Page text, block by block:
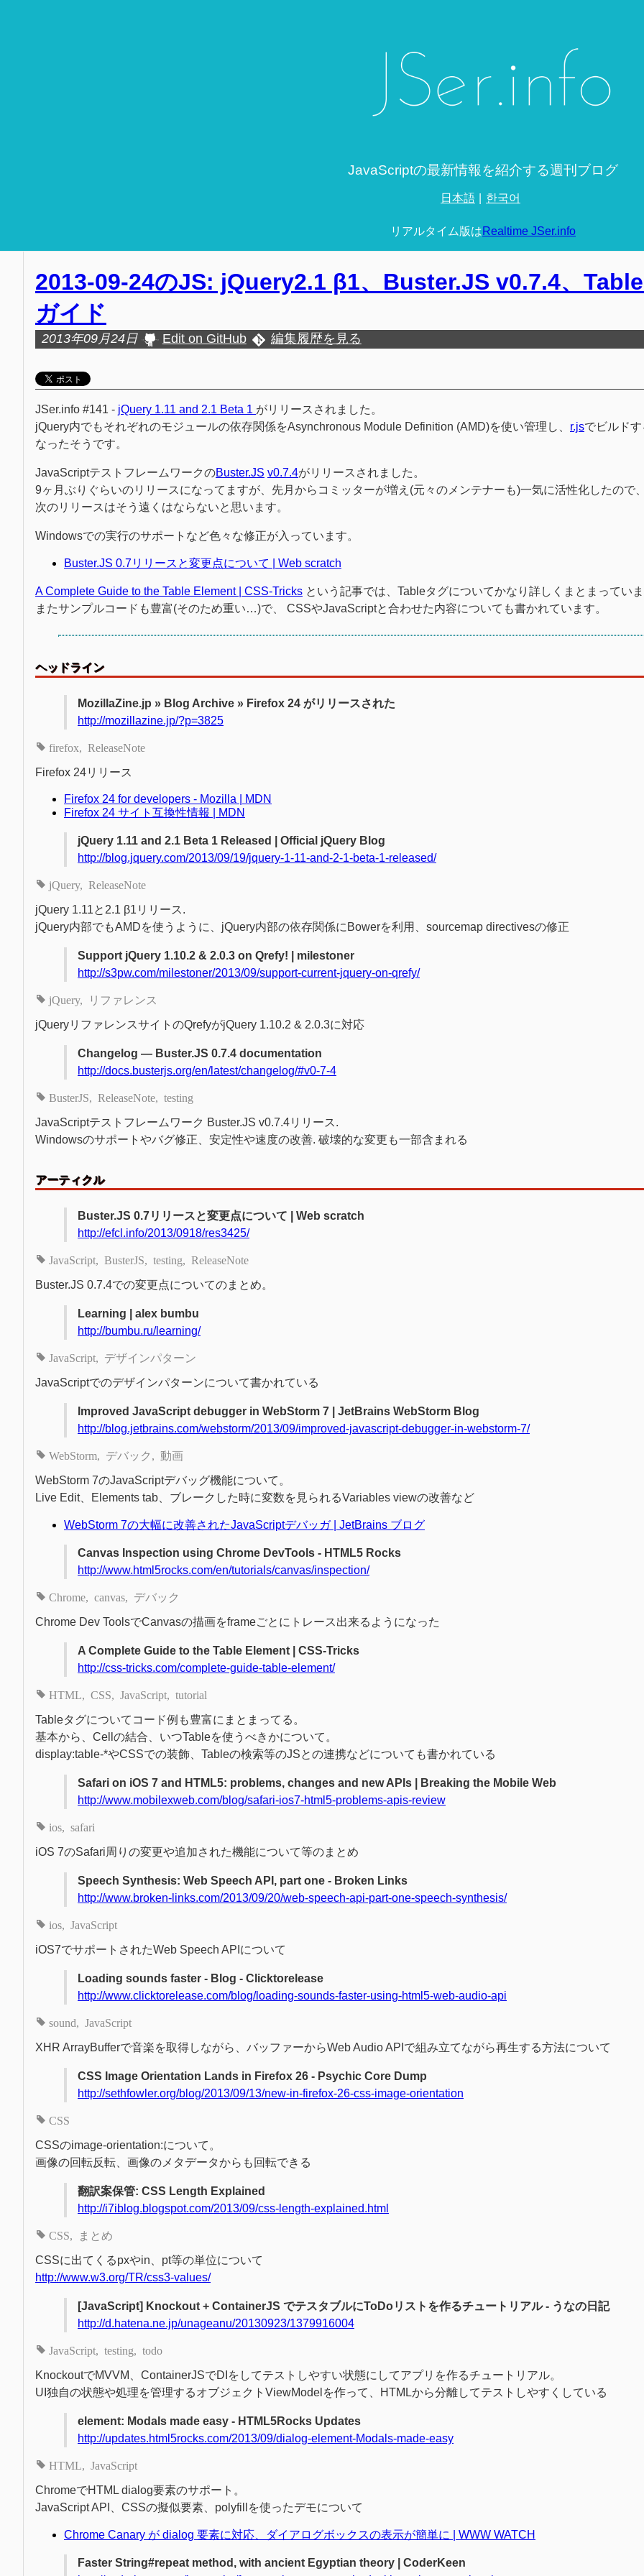
JavaScriptの最新情報を紹介する週刊ブログ
日本語 한국어
リアルタイム版はRealtime JSer.info
2013-09-24のJS: jQuery2.1 β1、Buster.JS v0.7.4、
ガイド
2013年09月24日 Edit on GitHub 編集履歴を見る
JSer.info #141 - jQuery 1.11 and 2.1 Beta 1 がリリースされました。
jQuery内でもそれぞれのモジュールの依存関係をAsynchronous Module Definition (AMD)を使い管理し、 r.jsでビルド
なったそうです。
JavaScriptテストフレームワークのBuster.JS v0.7.4がリリースされました。
9ヶ月ぶりぐらいのリリースになってますが、先月からコミッターが増え(元々のメンテナーも)一気に活性化したので
次のリリースはそう遠くはならないと思います。
Windowsでの実行のサポートなど色々な修正が入っています。
Buster.JS 0.7リリースと変更点について | Web scratch
A Complete Guide to the Table Element | CSS-Tricks という記事では、Tableタグについてかなり詳しくまとまってい
またサンプルコードも豊富(そのため重い…)で、 CSSやJavaScriptと合わせた内容についても書かれています。
ヘッドライン
MozillaZine.jp » Blog Archive » Firefox 24 がリリースされた
http://mozillazine.jp/?p=3825
firefox ReleaseNote
Firefox 24リリース
Firefox 24 for developers - Mozilla | MDN
Firefox 24 サイト互換性情報 | MDN
jQuery 1.11 and 2.1 Beta 1 Released | Official jQuery Blog
http://blog.jquery.com/2013/09/19/jquery-1-11-and-2-1-beta-1-released/
jQuery ReleaseNote
jQuery 1.11と2.1 β1リリース.
jQuery内部でもAMDを使うように、jQuery内部の依存関係にBowerを利用、sourcemap directivesの修正
Support jQuery 1.10.2 & 2.0.3 on Qrefy! | milestoner
http://s3pw.com/milestoner/2013/09/support-current-jquery-on-qrefy/
jQuery リファレンス
jQueryリファレンスサイトのQrefyがjQuery 1.10.2 & 2.0.3に対応
Changelog — Buster.JS 0.7.4 documentation
http://docs.busterjs.org/en/latest/changelog/#v0-7-4
BusterJS ReleaseNote testing
JavaScriptテストフレームワーク Buster.JS v0.7.4リリース.
Windowsのサポートやバグ修正、安定性や速度の改善. 破壊的な変更も一部含まれる
アーティクル
Buster.JS 0.7リリースと変更点について | Web scratch
http://efcl.info/2013/0918/res3425/
JavaScript BusterJS testing ReleaseNote
Buster.JS 0.7.4での変更点についてのまとめ。
Learning | alex bumbu
http://bumbu.ru/learning/
JavaScript デザインパターン
JavaScriptでのデザインパターンについて書かれている
Improved JavaScript debugger in WebStorm 7 | JetBrains WebStorm Blog
http://blog.jetbrains.com/webstorm/2013/09/improved-javascript-debugger-in-webstorm-7/
WebStorm デバック 動画
WebStorm 7のJavaScriptデバッグ機能について。
Live Edit、Elements tab、ブレークした時に変数を見られるVariables viewの改善など
WebStorm 7の大幅に改善されたJavaScriptデバッガ | JetBrains ブログ
Canvas Inspection using Chrome DevTools - HTML5 Rocks
http://www.html5rocks.com/en/tutorials/canvas/inspection/
Chrome canvas デバック
Chrome Dev ToolsでCanvasの描画をframeごとにトレース出来るようになった
A Complete Guide to the Table Element | CSS-Tricks
http://css-tricks.com/complete-guide-table-element/
HTML CSS JavaScript tutorial
Tableタグについてコード例も豊富にまとまってる。
基本から、Cellの結合、いつTableを使うべきかについて。
display:table-*やCSSでの装飾、Tableの検索等のJSとの連携などについても書かれている
Safari on iOS 7 and HTML5: problems, changes and new APIs | Breaking the Mobile Web
http://www.mobilexweb.com/blog/safari-ios7-html5-problems-apis-review
ios safari
iOS 7のSafari周りの変更や追加された機能について等のまとめ
Speech Synthesis: Web Speech API, part one - Broken Links
http://www.broken-links.com/2013/09/20/web-speech-api-part-one-speech-synthesis/
ios JavaScript
iOS7でサポートされたWeb Speech APIについて
Loading sounds faster - Blog - Clicktorelease
http://www.clicktorelease.com/blog/loading-sounds-faster-using-html5-web-audio-api
sound JavaScript
XHR ArrayBufferで音楽を取得しながら、バッファーからWeb Audio APIで組み立てながら再生する方法について
CSS Image Orientation Lands in Firefox 26 - Psychic Core Dump
http://sethfowler.org/blog/2013/09/13/new-in-firefox-26-css-image-orientation
CSS
CSSのimage-orientation:について。
画像の回転反転、画像のメタデータからも回転できる
翻訳案保管: CSS Length Explained
http://i7iblog.blogspot.com/2013/09/css-length-explained.html
CSS まとめ
CSSに出てくるpxやin、pt等の単位について
http://www.w3.org/TR/css3-values/
[JavaScript] Knockout + ContainerJS でテスタブルにToDoリストを作るチュートリアル - うなの日記
http://d.hatena.ne.jp/unageanu/20130923/1379916004
JavaScript testing todo
KnockoutでMVVM、ContainerJSでDIをしてテストしやすい状態にしてアプリを作るチュートリアル。
UI独自の状態や処理を管理するオブジェクトViewModelを作って、HTMLから分離してテストしやすくしている
element: Modals made easy - HTML5Rocks Updates
http://updates.html5rocks.com/2013/09/dialog-element-Modals-made-easy
HTML JavaScript
ChromeでHTML dialog要素のサポート。
JavaScript API、CSSの擬似要素、polyfillを使ったデモについて
Chrome Canary が dialog 要素に対応、ダイアログボックスの表示が簡単に | WWW WATCH
Faster String#repeat method, with ancient Egyptian theory | CoderKeen